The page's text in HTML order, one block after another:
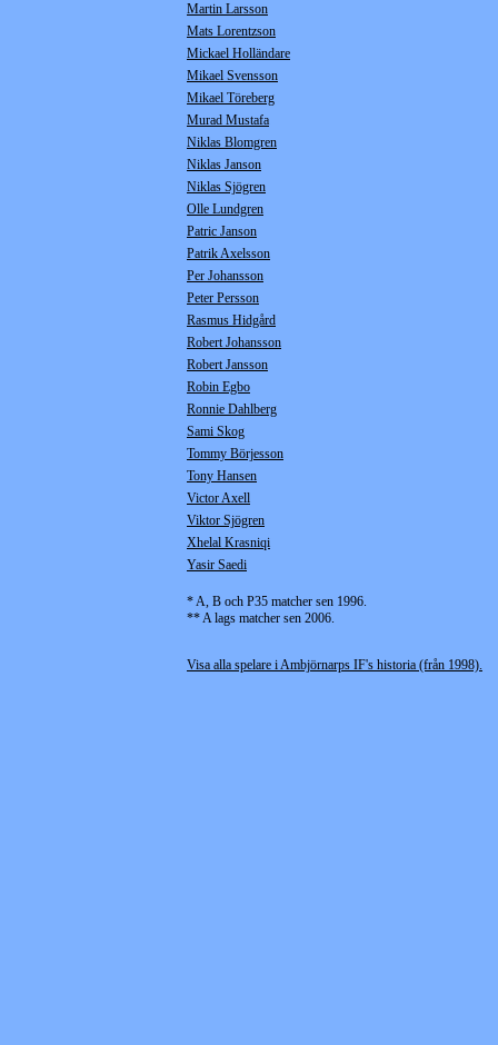
Martin Larsson
Mats Lorentzson
Mickael Holländare
Mikael Svensson
Mikael Töreberg
Murad Mustafa
Niklas Blomgren
Niklas Janson
Niklas Sjögren
Olle Lundgren
Patric Janson
Patrik Axelsson
Per Johansson
Peter Persson
Rasmus Hidgård
Robert Johansson
Robert Jansson
Robin Egbo
Ronnie Dahlberg
Sami Skog
Tommy Börjesson
Tony Hansen
Victor Axell
Viktor Sjögren
Xhelal Krasniqi
Yasir Saedi
* A, B och P35 matcher sen 1996.
** A lags matcher sen 2006.
Visa alla spelare i Ambjörnarps IF's historia (från 1998).